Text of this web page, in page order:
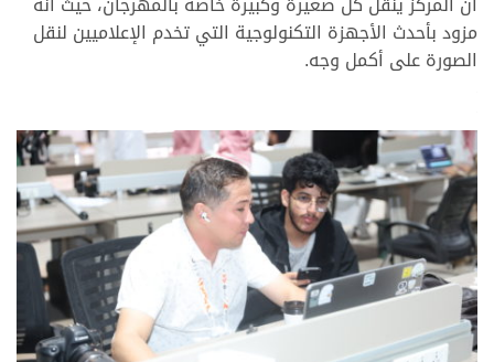
مزود بأحدث الأجهزة التكنولوجية التي تخدم الإعلاميين لنقل
الصورة على أكمل وجه.